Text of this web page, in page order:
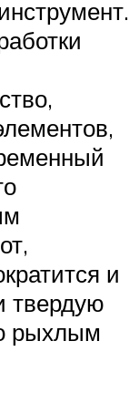
и
твердую
рыхлым